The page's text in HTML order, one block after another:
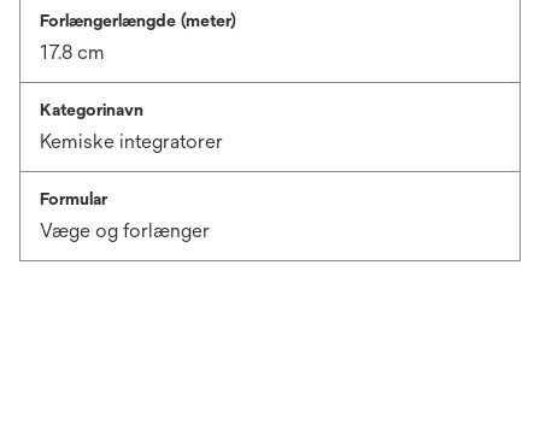
Forlængerlængde (meter)
17.8 cm
Kategorinavn
Kemiske integratorer
Formular
Væge og forlænger